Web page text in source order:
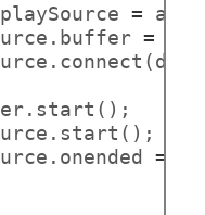
playSource =
=
=